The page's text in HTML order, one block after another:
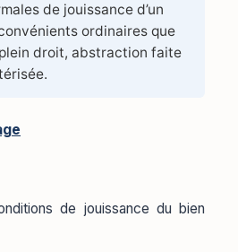
de jouissance d’un
ordinaires que
droit, abstraction faite
de jouissance du bien